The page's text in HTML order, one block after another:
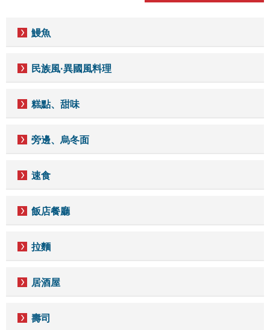
鰻魚
民族風·異國風料理
糕點、甜味
旁邊、烏冬面
速食
飯店餐廳
拉麵
居酒屋
壽司